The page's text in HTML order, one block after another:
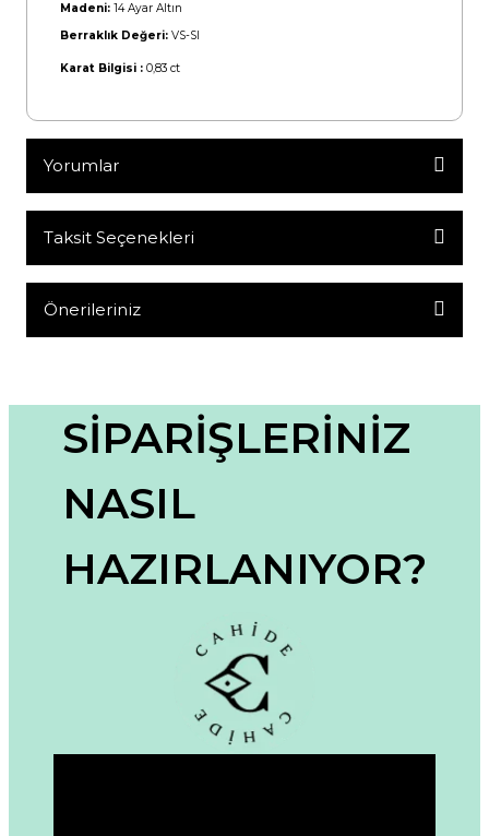
Madeni: 14 Ayar Altın
Berraklık Değeri: VS-SI
Karat Bilgisi : 0,83 ct
Yorumlar
Bu ürüne ilk yorumu siz yapın!
Taksit Seçenekleri
Önerileriniz
Görüş ve önerileriniz için teşekkür ederiz.
Ürün resmi kalitesiz, bozuk veya görüntülenemiyor.
Ürün açıklamasında eksik bilgiler bulunuyor.
Ürün fiyatı diğer sitelerden daha pahalı.
Bu ürüne benzer farklı alternatifler olmalı.
Gönder
SİPARİŞLERİNİZ
NASIL
HAZIRLANIYOR?